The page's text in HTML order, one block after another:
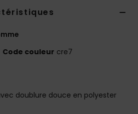
Code couleur cre7
doublure douce en polyester